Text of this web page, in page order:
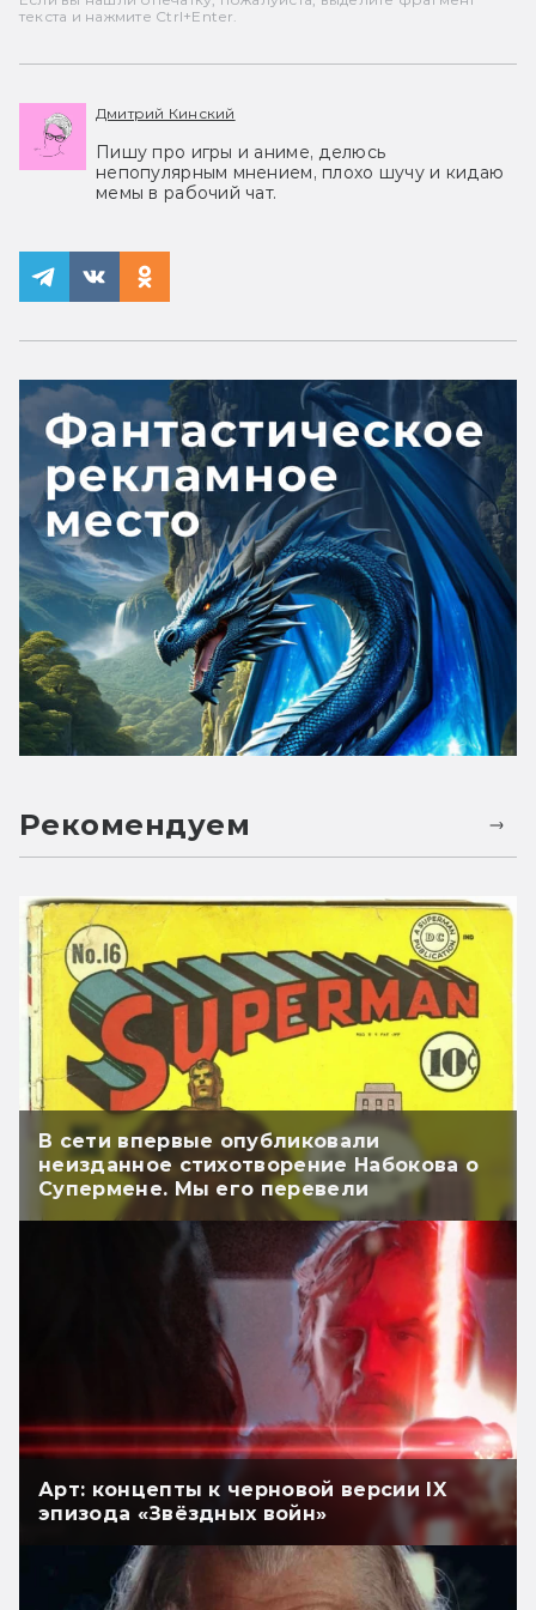
текста и нажмите Ctrl+Enter.
Дмитрий Кинский
Пишу про игры и аниме, делюсь
непопулярным мнением, плохо шучу и кидаю
мемы в рабочий чат.
Рекомендуем
В сети впервые опубликовали
неизданное стихотворение Набокова о
Супермене. Мы его перевели
Арт: концепты к черновой версии IX
эпизода «Звёздных войн»